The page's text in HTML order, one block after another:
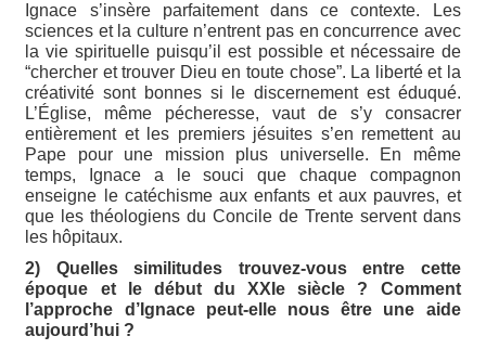
Ignace s’insère parfaitement dans ce contexte. Les
sciences et la culture n’entrent pas en concurrence avec
la vie spirituelle puisqu’il est possible et nécessaire de
“chercher et trouver Dieu en toute chose”. La liberté et la
créativité sont bonnes si le discernement est éduqué.
L’Église, même pécheresse, vaut de s’y consacrer
entièrement et les premiers jésuites s’en remettent au
Pape pour une mission plus universelle. En même
temps, Ignace a le souci que chaque compagnon
enseigne le catéchisme aux enfants et aux pauvres, et
que les théologiens du Concile de Trente servent dans
les hôpitaux.
2) Quelles similitudes trouvez-vous entre cette
époque et le début du XXIe siècle ? Comment
l’approche d’Ignace peut-elle nous être une aide
aujourd’hui ?